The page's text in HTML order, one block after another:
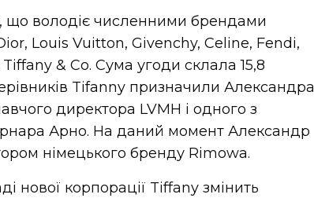
що володіє численними брендами
Louis Vuitton, Givenchy, Celine, Fendi,
& Co. Сума угоди склала 15,8
Tifanny призначили Александра
директора LVMH і одного з
Арно. На даний момент Александр
німецького бренду Rimowa.
нової корпорації Tiffany змінить